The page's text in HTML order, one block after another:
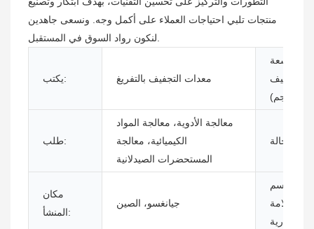
منتجات تلبي احتياجات العملاء على أكمل وجه. ونسعى جاهدين
لنكون رواد السوق في المستقبل.
يكتب: معدات التجفيف بالتفريغ
سعة
التجفيف
طلب:
معالجة الأدوية، معالجة المواد
الكيميائية، معالجة
المستحضرات الصيدلانية
مكان
المنشأ:
جيانغسو، الصين
اسم
العلامة